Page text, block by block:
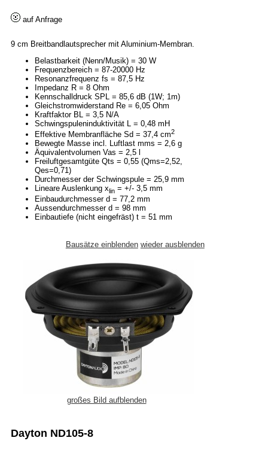
auf Anfrage
9 cm Breitbandlautsprecher mit Aluminium-Membran.
Belastbarkeit (Nenn/Musik) = 30 W
Frequenzbereich = 87-20000 Hz
Resonanzfrequenz fs = 87,5 Hz
Impedanz R = 8 Ohm
Kennschalldruck SPL = 85,6 dB (1W; 1m)
Gleichstromwiderstand Re = 6,05 Ohm
Kraftfaktor BL = 3,5 N/A
Schwingspuleninduktivität L = 0,48 mH
Effektive Membranfläche Sd = 37,4 cm2
Bewegte Masse incl. Luftlast mms = 2,6 g
Äquivalentvolumen Vas = 2,5 l
Freiluftgesamtgüte Qts = 0,55 (Qms=2,52,
Qes=0,71)
Durchmesser der Schwingspule = 25,9 mm
Lineare Auslenkung xlin = +/- 3,5 mm
Einbaudurchmesser d = 77,2 mm
Aussendurchmesser d = 98 mm
Einbautiefe (nicht eingefräst) t = 51 mm
Bausätze einblenden wieder ausblenden
großes Bild aufblenden
Dayton ND105-8